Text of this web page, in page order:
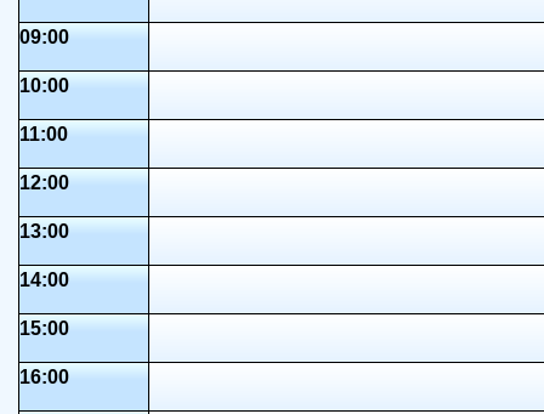
09:00
10:00
11:00
12:00
13:00
14:00
15:00
16:00